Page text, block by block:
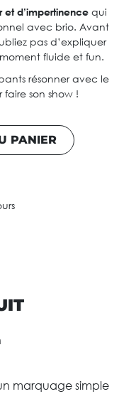
et d’impertinence qui
avec brio. Avant
pas d’expliquer
fluide et fun.
résonner avec le
son show !
PANIER
marquage simple